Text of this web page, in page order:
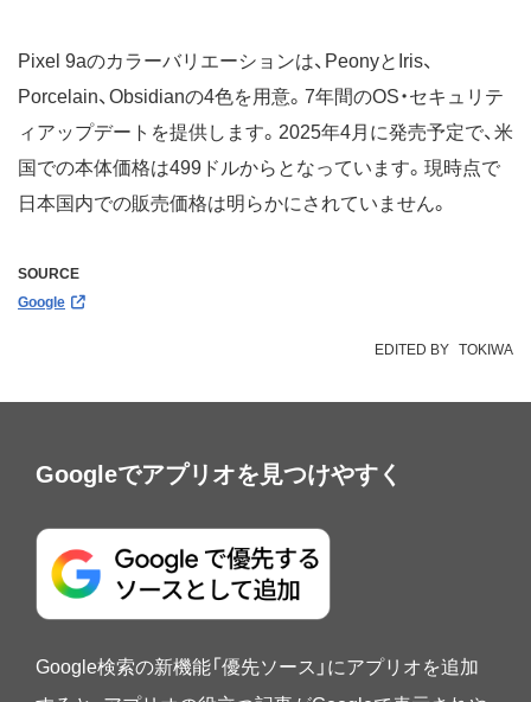
Pixel 9aのカラーバリエーションは、PeonyとIris、
Porcelain、Obsidianの4色を用意。7年間のOS・セキュリテ
ィアップデートを提供します。2025年4月に発売予定で、米
国での本体価格は499ドルからとなっています。現時点で
日本国内での販売価格は明らかにされていません。
SOURCE
Google
EDITED BY TOKIWA
Googleでアプリオを見つけやすく
Google検索の新機能「優先ソース」にアプリオを追加